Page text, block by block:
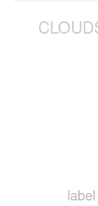
label